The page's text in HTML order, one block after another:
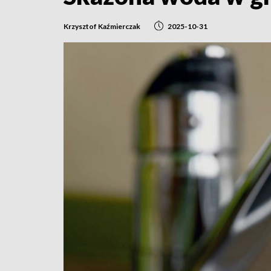
Krzysztof Kaźmierczak 2025-10-31